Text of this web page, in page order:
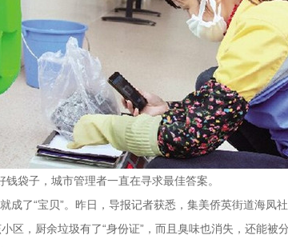
袋子，城市管理者一直在寻求最佳答案。
了“宝贝”。昨日，导报记者获悉，集美侨英街道海凤
，厨余垃圾有了“身份证”，而且臭味也消失，还能被分